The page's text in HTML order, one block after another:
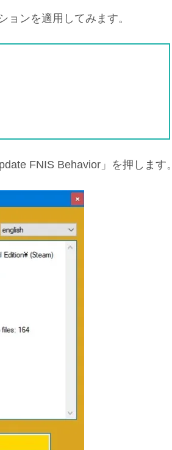
ョンを適用してみます。
FNIS Behavior」を押します。